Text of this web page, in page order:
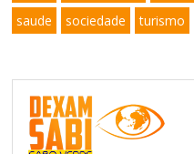
saude
sociedade turismo